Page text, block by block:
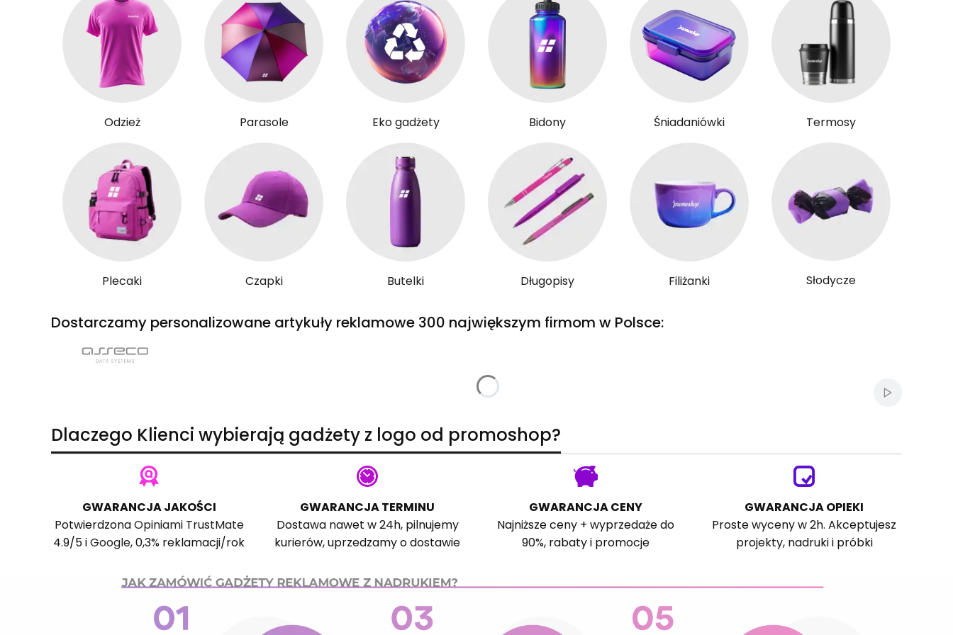
Odzież Parasole Eko gadżety Bidony Śniadaniówki Termosy
Plecaki Czapki Butelki Długopisy Filiżanki Słodycze
Dostarczamy personalizowane artykuły reklamowe 300 największym firmom w Polsce:
Włącz
Dlaczego Klienci wybierają gadżety z logo od promoshop?
GWARANCJA JAKOŚCI
PotwierdzonaOpiniami TrustMate
4.9/5 iGoogle, 0,3% reklamacji/rok
GWARANCJA TERMINU
Dostawa nawet w 24h, pilnujemy
kurierów, uprzedzamy o dostawie
GWARANCJA CENY
Najniższe ceny + wyprzedaże do
90%, rabaty i promocje
GWARANCJA OPIEKI
Proste wyceny w 2h. Akceptujesz
projekty, nadruki i próbki